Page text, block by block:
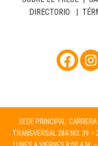
DIRECTORIO |
SEDE PRINCIPAL:
TRANSVERSAL 28A NO. 39 –